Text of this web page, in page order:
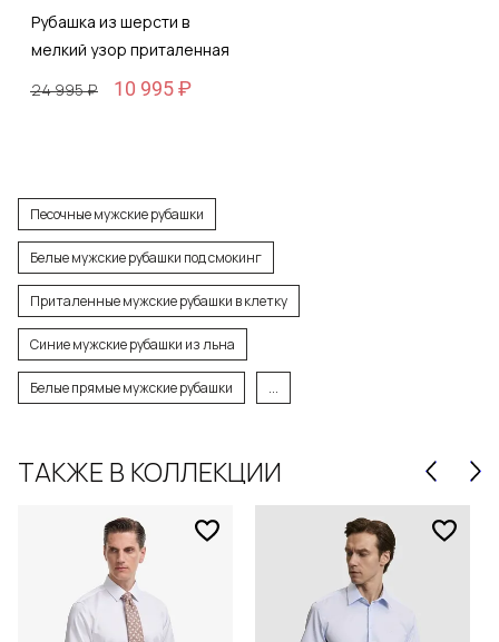
Рубашка из шерсти в
мелкий узор приталенная
24 995 ₽
10 995 ₽
Песочные мужские рубашки
Белые мужские рубашки под смокинг
Приталенные мужские рубашки в клетку
Синие мужские рубашки из льна
Белые прямые мужские рубашки ...
ТАКЖЕ В КОЛЛЕКЦИИ